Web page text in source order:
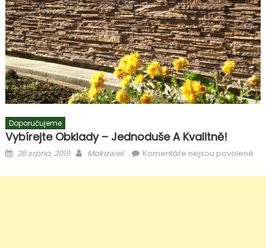
Doporučujeme
Vybírejte Obklady – Jednoduše A Kvalitně!
Posted
26 srpna, 2019 Author
Makawiel Komentáře nejsou povolenéu
s